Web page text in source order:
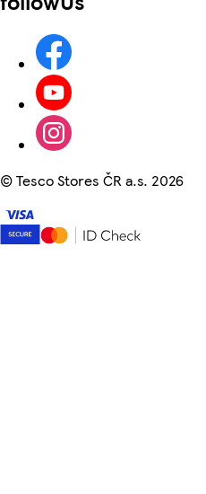
©Tesco Stores ČR a.s. 2026